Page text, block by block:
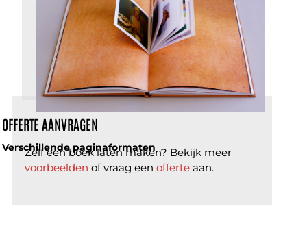
OFFERTE AANVRAGEN
Verschillende paginaformaten
Zelf een boek laten maken? Bekijk meer
voorbeelden of vraag een offerte aan.